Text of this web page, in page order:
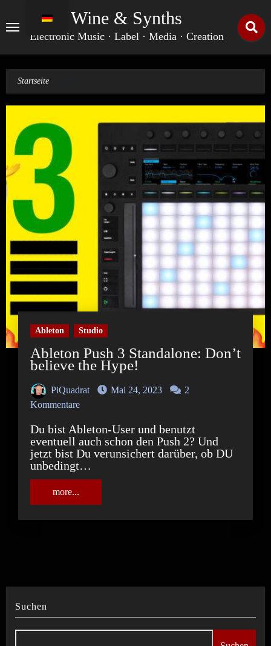
springen
Wine & Synths
Electronic Music · Label · Media · Creation
Startseite
Ableton Studio
Ableton Push 3 Standalone: Don’t
believe the Hype!
PiQuadrat Mai 24, 2023
2
Kommentare
Du bist Ableton-User und benutzt
eventuell auch schon den Push 2? Und
jetzt bist Du verunsichert darüber, ob DU
unbedingt…
more...
Suchen